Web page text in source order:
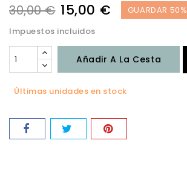
30,00 € 15,00 €
GUARDAR 50%
Impuestos incluidos
Añadir A La Cesta
Últimas unidades en stock